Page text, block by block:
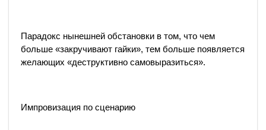
Парадокс нынешней обстановки в том, что чем
больше «закручивают гайки», тем больше появляется
желающих «деструктивно самовыразиться».
Импровизация по сценарию